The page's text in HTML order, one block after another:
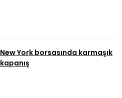
New York borsasında karmaşık
kapanış